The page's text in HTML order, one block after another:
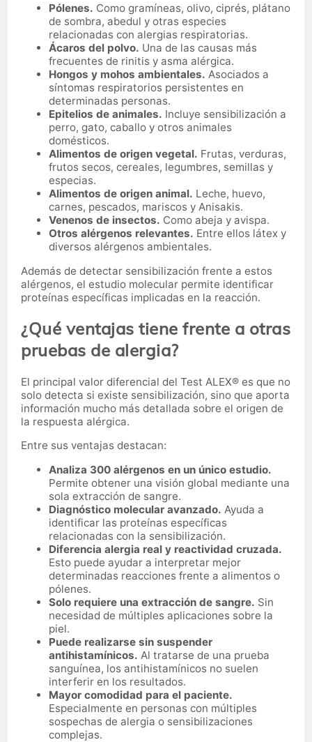
Pólenes. Como gramíneas, olivo, ciprés, plátano
de sombra, abedul y otras especies
relacionadas con alergias respiratorias.
Ácaros del polvo. Una de las causas más
frecuentes de rinitis y asma alérgica.
Hongos y mohos ambientales. Asociados a
síntomas respiratorios persistentes en
determinadas personas.
Epitelios de animales. Incluye sensibilización a
perro, gato, caballo y otros animales
domésticos.
Alimentos de origen vegetal. Frutas, verduras,
frutos secos, cereales, legumbres, semillas y
especias.
Alimentos de origen animal. Leche, huevo,
carnes, pescados, mariscos y Anisakis.
Venenos de insectos. Como abeja y avispa.
Otros alérgenos relevantes. Entre ellos látex y
diversos alérgenos ambientales.
Además de detectar sensibilización frente a estos
alérgenos, el estudio molecular permite identificar
proteínas específicas implicadas en la reacción.
¿Qué ventajas tiene frente a otras
pruebas de alergia?
El principal valor diferencial del Test ALEX® es que no
solo detecta si existe sensibilización, sino que aporta
información mucho más detallada sobre el origen de
la respuesta alérgica.
Entre sus ventajas destacan:
Analiza 300 alérgenos en un único estudio.
Permite obtener una visión global mediante una
sola extracción de sangre.
Diagnóstico molecular avanzado. Ayuda a
identificar las proteínas específicas
relacionadas con la sensibilización.
Diferencia alergia real y reactividad cruzada.
Esto puede ayudar a interpretar mejor
determinadas reacciones frente a alimentos o
pólenes.
Solo requiere una extracción de sangre. Sin
necesidad de múltiples aplicaciones sobre la
piel.
Puede realizarse sin suspender
antihistamínicos. Al tratarse de una prueba
sanguínea, los antihistamínicos no suelen
interferir en los resultados.
Mayor comodidad para el paciente.
Especialmente en personas con múltiples
sospechas de alergia o sensibilizaciones
complejas.